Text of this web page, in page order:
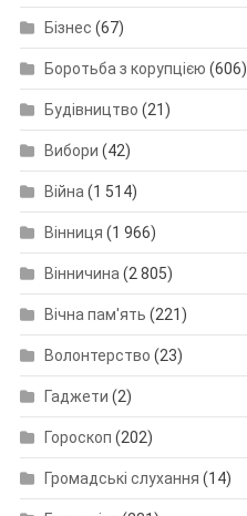
Бізнес (67)
Боротьба з корупцією (606)
Будівництво (21)
Вибори (42)
Війна(1 514)
Вінниця (1 966)
Вінничина(2 805)
Вічна пам'ять (221)
Волонтерство (23)
Гаджети (2)
Гороскоп (202)
Громадські слухання (14)